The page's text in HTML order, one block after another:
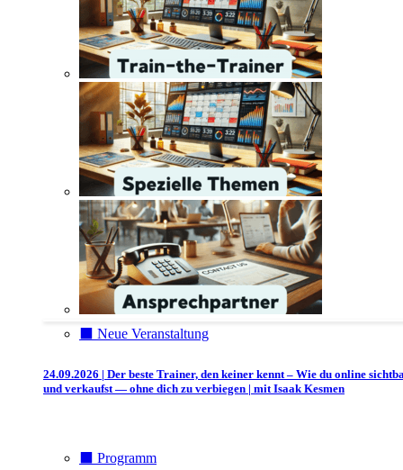
⬛️ Neue Veranstaltung
24.09.2026 | Der beste Trainer, den keiner kennt – Wie du online
und verkaufst — ohne dich zu verbiegen | mit Isaak Kesmen
⬛️ Programm